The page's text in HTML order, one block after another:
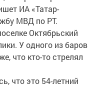
ИА «Татар-
МВД по РТ.
Октябрьский
У одного из баров
что кто-то стрелял
что это 54-летний